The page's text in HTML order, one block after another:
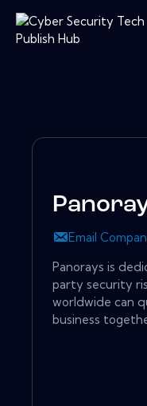
Email
Panorays is
party security
worldwide can
business